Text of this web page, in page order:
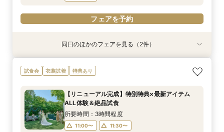
フェアを予約
衣装試着 特典あり
8/26(水)
【少人数プラン相談会】専用の貸切別邸OPEN&
贅沢無料試食
11:00〜
11:30〜
12:00〜
15:00〜
15:30〜
特典あり
8/26(水)
マイナビ限定★当館人気NO,1◆豪華国産「しあ
わせ絆牛」絶品試食付◆
11:00〜
11:30〜
12:00〜
15:00〜
15:30〜
同日のほかのフェアを見る（2件）
試食会 衣装試着 特典あり
【リニューアル完成】特別特典×最新アイテム
ALL体験＆絶品試食
所要時間：3時間程度
11:00〜
11:30〜